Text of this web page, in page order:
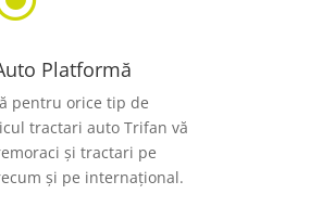
Platformă
pentru orice tip de
tractari auto Trifan vă
și tractari pe
și pe internațional.